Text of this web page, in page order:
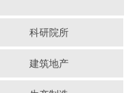
科研院所
建筑地产